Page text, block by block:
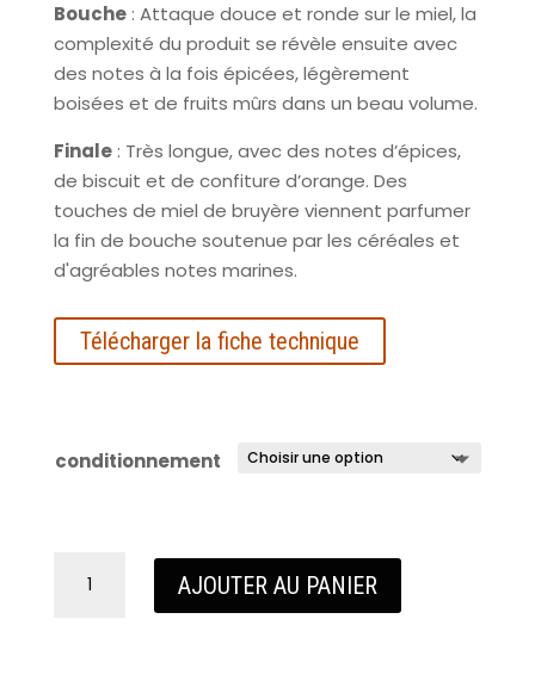
Bouche: Attaque douce et ronde sur le miel, la
complexité du produit se révèle ensuite avec
des notes à la fois épicées, légèrement
boisées et de fruits mûrs dans un beau volume.
Finale: Très longue, avec des notes d’épices,
de biscuit et de confiture d’orange. Des
touches de miel de bruyère viennent parfumer
la fin de bouche soutenue par les céréales et
d'agréables notes marines.
Télécharger la fiche technique
conditionnement
AJOUTER AU PANIER